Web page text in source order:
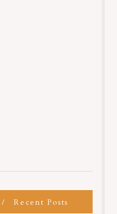
Recent Posts